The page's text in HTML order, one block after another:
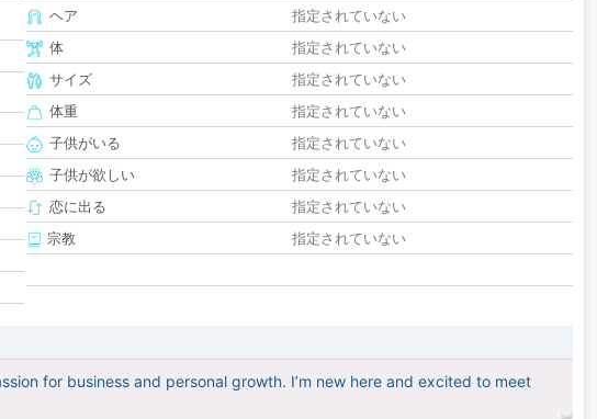
ヘア
指定されていない
体
指定されていない
サイズ
指定されていない
体重
指定されていない
子供がいる
指定されていない
子供が欲しい
指定されていない
恋に出る
指定されていない
宗教
指定されていない
for business and personal growth. I’m new here and excited to meet